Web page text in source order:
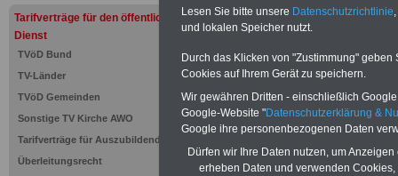
Tarifverträge für den öffentlichen
Dienst
TVöD Bund
TV-Länder
TVöD Gemeinden
Sonstige TV Kirche AWO
Tarifverträge für Auszubildende
Überleitungsrecht
seit
(32 GB)
auf
Lesen Sie bitte unsere Datenschutzrichtlinie
und lokalen Speicher nutzt.
Durch das Klicken von "Zustimmung"
Cookies auf Ihrem Gerät zu speichern.
Wir gewähren Dritten - einschließlich
Google-Website "Datenschutzerklärung &
Google ihre personenbezogenen Daten
Dürfen wir Ihre Daten nutzen, um
erheben Daten und verwenden